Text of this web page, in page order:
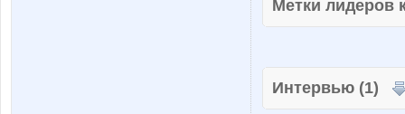
Метки
Интервью (1)